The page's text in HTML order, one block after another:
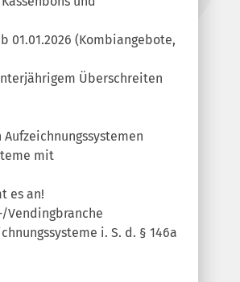
01.01.2026 (Kombiangebote,
Überschreiten
mit
es an!
Vendingbranche
i. S. d. § 146a